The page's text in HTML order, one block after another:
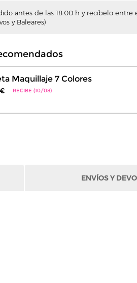
antes de las 18:00 h y recíbelo entre
y Baleares)
Maquillaje 7 Colores
RECIBE (10/08)
ENVÍOS Y